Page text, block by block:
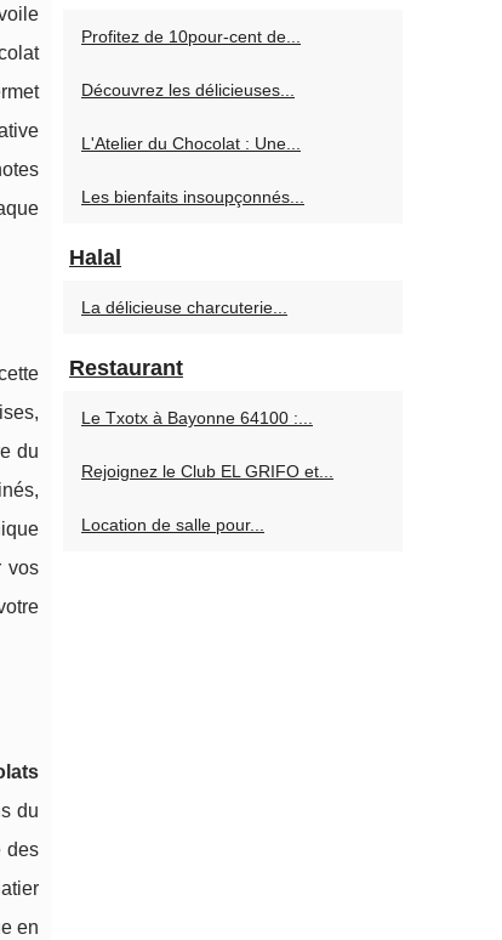
du
vos
du
des
en
Profitez de 10pour-cent de...
Découvrez les délicieuses...
L'Atelier du Chocolat : Une...
Les bienfaits insoupçonnés...
Halal
La délicieuse charcuterie...
Restaurant
Le Txotx à Bayonne 64100 :...
Rejoignez le Club EL GRIFO et...
Location de salle pour...